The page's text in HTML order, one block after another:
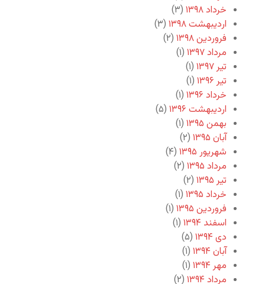
خرداد ۱۳۹۸
(۳)
اردیبهشت ۱۳۹۸
(۳)
فروردین ۱۳۹۸
(۲)
مرداد ۱۳۹۷
(۱)
تیر ۱۳۹۷
(۱)
تیر ۱۳۹۶
(۱)
خرداد ۱۳۹۶
(۱)
اردیبهشت ۱۳۹۶
(۵)
بهمن ۱۳۹۵
(۱)
آبان ۱۳۹۵
(۲)
شهریور ۱۳۹۵
(۴)
مرداد ۱۳۹۵
(۲)
تیر ۱۳۹۵
(۲)
خرداد ۱۳۹۵
(۱)
فروردین ۱۳۹۵
(۱)
اسفند ۱۳۹۴
(۱)
دی ۱۳۹۴
(۵)
آبان ۱۳۹۴
(۱)
مهر ۱۳۹۴
(۱)
مرداد ۱۳۹۴
(۲)